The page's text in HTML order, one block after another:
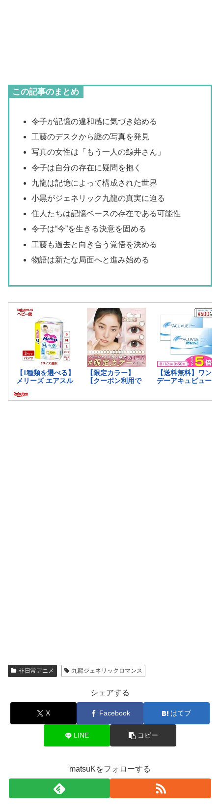
この記事のまとめ
令子が記憶の違和感に気づき始める
工藤のデスクから謎の写真を発見
写真の女性は「もう一人の鯨井さん」
令子は自分の存在に疑問を抱く
九龍は記憶によって構成された世界
小黒がジェネリック九龍の真実に迫る
住人たちは記憶ベースの存在である可能性
令子は“今”を生きる決意を固める
工藤も過去と向き合う覚悟を決める
物語は新たな局面へと進み始める
非日常アニメ 九龍ジェネリックロマンス
シェアする
X Facebook はてブ
LINE コピー
matsuKをフォローする